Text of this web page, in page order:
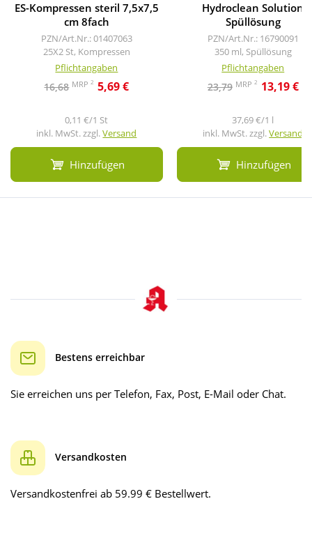
ES-Kompressen steril 7,5x7,5
cm 8fach
PZN/Art.Nr.: 01407063
25X2 St, Kompressen
Pflichtangaben
16,68 MRP2 5,69 €
0,11 €/1 St
inkl. MwSt. zzgl.Versand
Hinzufügen
Hydroclean Solution
Spüllösung
PZN/Art.Nr.: 16790091
350 ml, Spüllösung
Pflichtangaben
23,79 MRP 2 13,19 €
37,69 €/1 l
inkl. MwSt. zzgl.Versand
Hinzufügen
Bestens erreichbar
Sie erreichen uns per Telefon, Fax, Post, E-Mail oder Chat.
Versandkosten
Versandkostenfrei ab 59.99 € Bestellwert.